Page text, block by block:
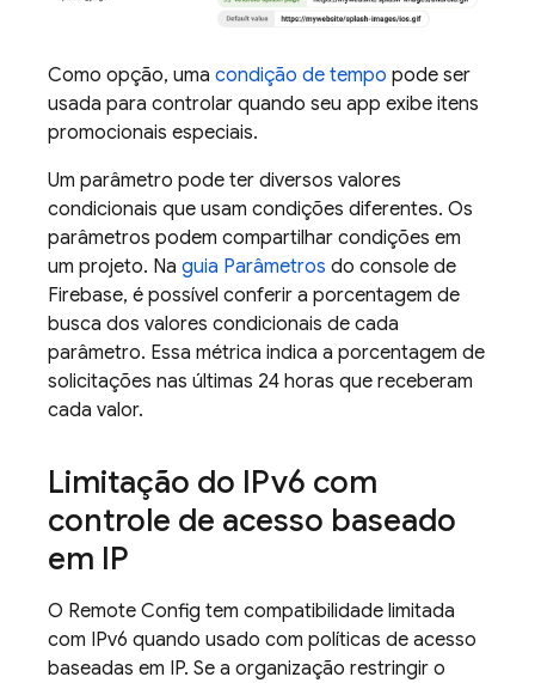
Como opção, uma condição de tempo pode ser
usada para controlar quando seu app exibe itens
promocionais especiais.
Um parâmetro pode ter diversos valores
condicionais que usam condições diferentes. Os
parâmetros podem compartilhar condições em
um projeto. Na guia Parâmetros do console de
Firebase, é possível conferir a porcentagem de
busca dos valores condicionais de cada
parâmetro. Essa métrica indica a porcentagem de
solicitações nas últimas 24 horas que receberam
cada valor.
Limitação do IPv6 com
controle de acesso baseado
em IP
O Remote Config tem compatibilidade limitada
com IPv6 quando usado com políticas de acesso
baseadas em IP. Se a organização restringir o